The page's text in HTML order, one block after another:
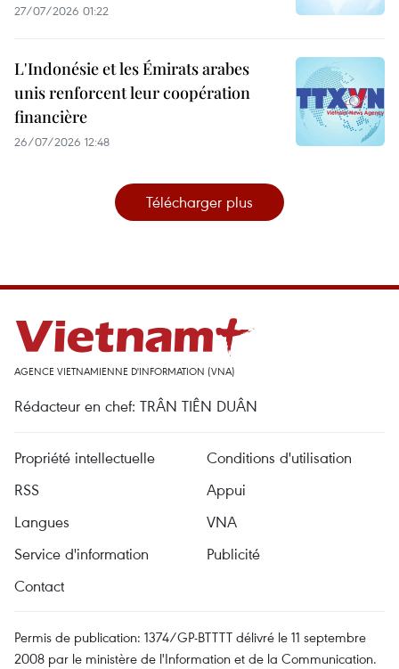
27/07/2026 01:22
L'Indonésie et les Émirats arabes
unis renforcent leur coopération
financière
26/07/2026 12:48
Télécharger plus
AGENCE VIETNAMIENNE D'INFORMATION (VNA)
Rédacteur en chef: TRÂN TIÊN DUÂN
Propriété intellectuelle
Conditions d'utilisation
RSS
Appui
Langues
VNA
Service d'information
Publicité
Contact
Permis de publication: 1374/GP-BTTTT délivré le 11 septembre
2008 par le ministère de l'Information et de la Communication.